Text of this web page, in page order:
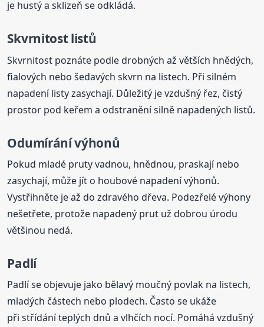
je hustý a sklizeň se odkládá.
Skvrnitost listů
Skvrnitost poznáte podle drobných až větších hnědých,
fialových nebo šedavých skvrn na listech. Při silném
napadení listy zasychají. Důležitý je vzdušný řez, čistý
prostor pod keřem a odstranění silně napadených listů.
Odumírání výhonů
Pokud mladé pruty vadnou, hnědnou, praskají nebo
zasychají, může jít o houbové napadení výhonů.
Vystřihněte je až do zdravého dřeva. Podezřelé výhony
nešetřete, protože napadený prut už dobrou úrodu
většinou nedá.
Padlí
Padlí se objevuje jako bělavý moučný povlak na listech,
mladých částech nebo plodech. Často se ukáže
při střídání teplých dnů a vlhčích nocí. Pomáhá vzdušný